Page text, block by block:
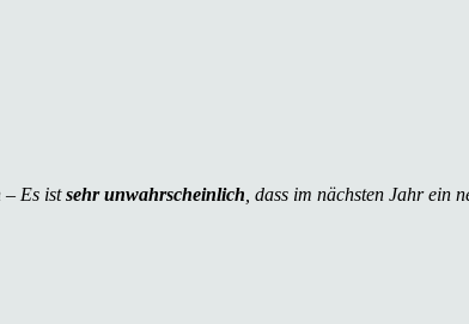
– Es istsehr unwahrscheinlich , dass im nächsten Jahr ein